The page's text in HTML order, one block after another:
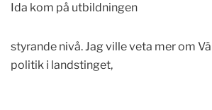
Ida kom på utbildningen
styrande nivå. Jag ville veta mer om
politik i landstinget,